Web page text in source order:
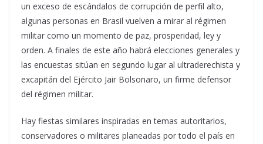
un exceso de escándalos de corrupción de perfil alto,
algunas personas en Brasil vuelven a mirar al régimen
militar como un momento de paz, prosperidad, ley y
orden. A finales de este año habrá elecciones generales y
las encuestas sitúan en segundo lugar al ultraderechista y
excapitán del Ejército Jair Bolsonaro, un firme defensor
del régimen militar.
Hay fiestas similares inspiradas en temas autoritarios,
conservadores o militares planeadas por todo el país en